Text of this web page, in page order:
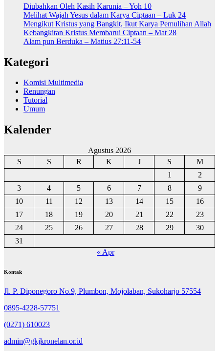
Diubahkan Oleh Kasih Karunia – Yoh 10
Melihat Wajah Yesus dalam Karya Ciptaan – Luk 24
Mengikut Kristus yang Bangkit, Ikut Karya Pemulihan Allah
Kebangkitan Kristus Membarui Ciptaan – Mat 28
Alam pun Berduka – Matius 27:11-54
Kategori
Komisi Multimedia
Renungan
Tutorial
Umum
Kalender
Agustus 2026
S
S R K J S
M
1
2
3
4 5 6 7 8
9
10
11 12 13 14 15
16
17
18 19 20 21 22
23
24
25 26 27 28 29
30
31
« Apr
Kontak
Jl. P. Diponegoro No.9, Plumbon, Mojolaban, Sukoharjo 57554
0895-4228-57751
(0271) 610023
admin@gkjkronelan.or.id